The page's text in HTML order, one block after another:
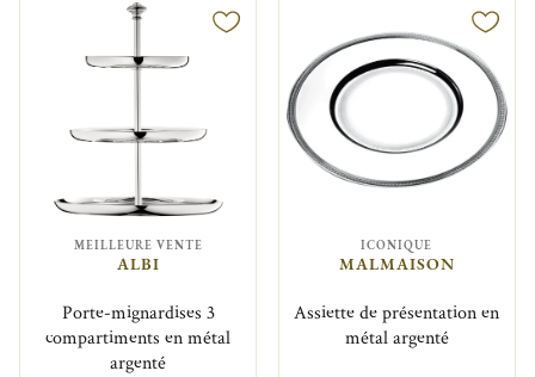
MEILLEURE VENTE
ALBI
Porte-mignardises 3
compartiments en métal
argenté
ICONIQUE
MALMAISON
Assiette de présentation en
métal argenté